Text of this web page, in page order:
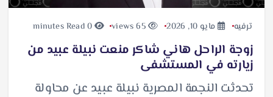
ترفيه مايو 10, 2026 65 views
0 minutes Read
زوجة الراحل هاني شاكر منعت نبيلة عبيد من
زيارته في المستشفى
تحدثت النجمة المصرية نبيلة عبيد عن محاولة